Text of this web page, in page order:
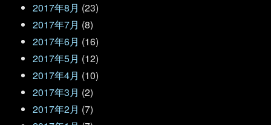
2017年8月 (23)
2017年7月 (8)
2017年6月 (16)
2017年5月 (12)
2017年4月 (10)
2017年3月 (2)
2017年2月 (7)